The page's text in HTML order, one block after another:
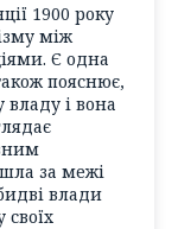
1900 року
між
Є одна
пояснює,
владу і вона
за межі
влади
своїх